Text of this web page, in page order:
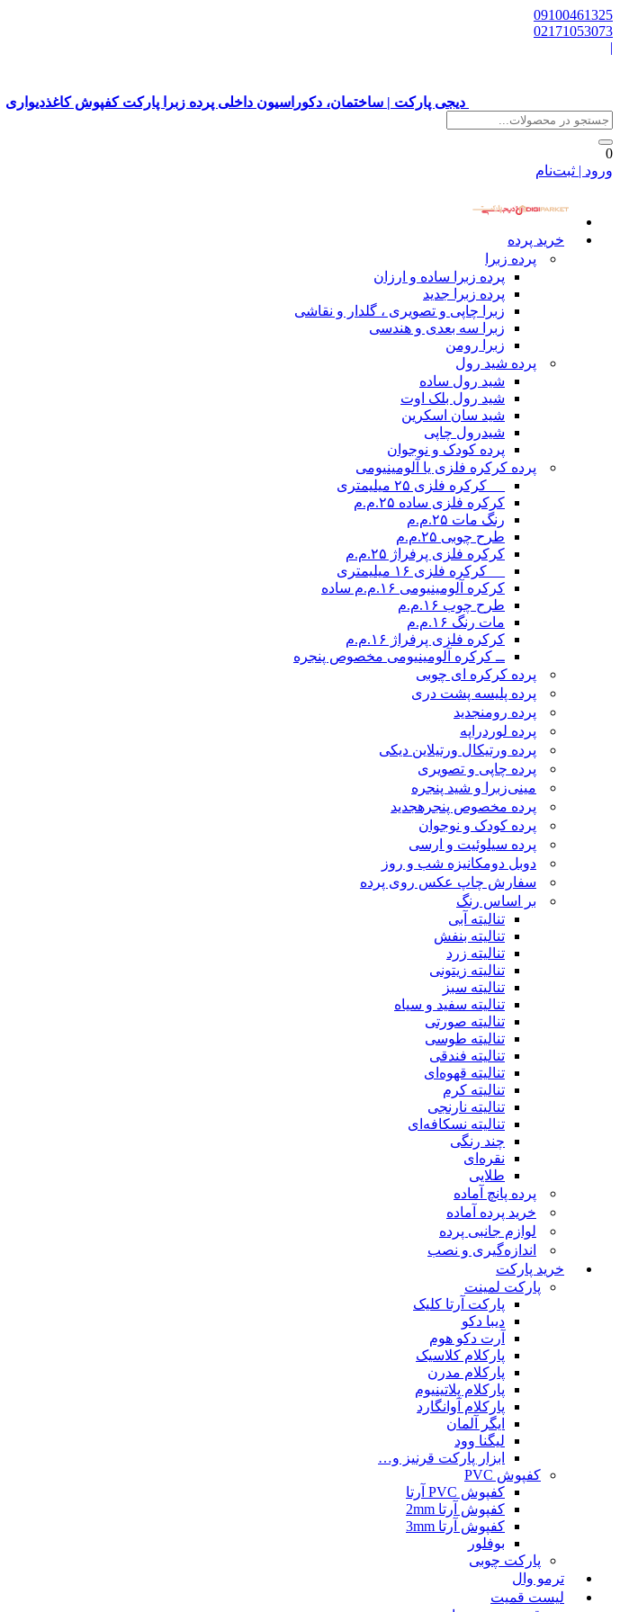
09100461325
02171053073
|
دیجی پارکت | ساختمان، دکوراسیون داخلی پرده زبرا پارکت کفپوش کاغذدیواری
0
ورود | ثبت‌نام
خرید پرده
پرده زبرا
پرده زبرا ساده و ارزان
پرده زبرا جدید
زبرا چاپی و تصویری ، گلدار و نقاشی
زبرا سه بعدی و هندسی
زبرا رومن
پرده شید رول
شید رول ساده
شید رول بلک اوت
شید سان اسکرین
شیدرول چاپی
پرده کودک و نوجوان
پرده کرکره فلزی یا آلومینیومی
__ کرکره فلزی ۲۵ میلیمتری
کرکره فلزی ساده ۲۵.م.م
رنگ مات ۲۵.م.م
طرح چوبی ۲۵.م.م
کرکره فلزی پرفراژ ۲۵.م.م
__ کرکره فلزی ۱۶ میلیمتری
کرکره آلومینیومی ۱۶.م.م ساده
طرح چوب ۱۶.م.م
مات رنگ ۱۶.م.م
کرکره فلزی پرفراژ ۱۶.م.م
ــ کرکره آلومینیومی مخصوص پنجره
پرده کرکره ای چوبی
پرده پلیسه پشت دری
پرده رومنجدید
پرده لوردراپه
پرده ورتیکال ورتیلاین دیکی
پرده چاپی و تصویری
مینی‌زبرا و شید پنجره
پرده مخصوص پنجرهجدید
پرده کودک و نوجوان
پرده سیلوئیت و ارسی
دوبل دومکانیزه شب و روز
سفارش چاپ عکس روی پرده
بر اساس رنگ
تنالیته آبی
تنالیته بنفش
تنالیته زرد
تنالیته زیتونی
تنالیته سبز
تنالیته سفید و سیاه
تنالیته صورتی
تنالیته طوسی
تنالیته فندقی
تنالیته قهوه‌ای
تنالیته کرم
تنالیته نارنجی
تنالیته نسکافه‌ای
چند رنگی
نقره‌ای
طلایی
پرده پانچ آماده
خرید پرده آماده
لوازم جانبی پرده
اندازه‌گیری و نصب
خرید پارکت
پارکت لمینت
پارکت آرتا کلیک
دیبا دکو
آرت دکو هوم
پارکلام کلاسیک
پارکلام مدرن
پارکلام پلاتینیوم
پارکلام آوانگارد
ایگر آلمان
لیگنا وود
ابزار پارکت قرنیز و…
کفپوش PVC
کفپوش PVC آرتا
کفپوش آرتا 2mm
کفپوش آرتا 3mm
بوفلور
پارکت چوبی
ترمو وال
لیست قمیت